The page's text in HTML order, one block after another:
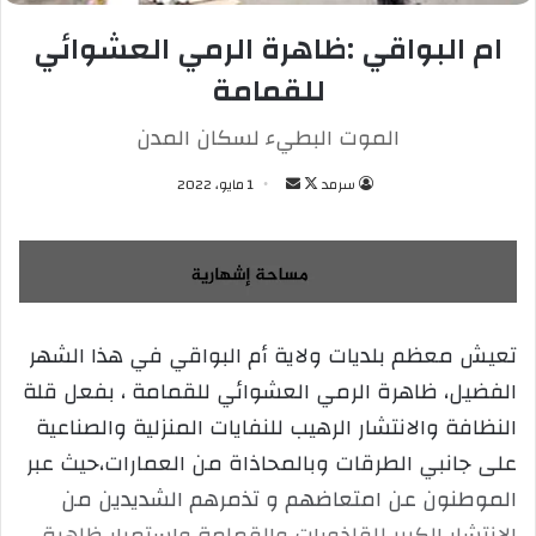
ام البواقي :ظاهرة الرمي العشوائي
للقمامة
الموت البطيء لسكان المدن
سرمد
ت
ب
ع
ع
ى
X
س
ل
ب
ي
د
ل
ك
ت
1 مايو، 2022
تعيش معظم بلديات ولاية أم البواقي في هذا الشهر
الفضيل، ظاهرة الرمي العشوائي للقمامة ، بفعل قلة
النظافة والانتشار الرهيب للنفايات المنزلية والصناعية
على جانبي الطرقات وبالمحاذاة من العمارات،حيث عبر
الموطنون عن امتعاضهم و تذمرهم الشديدين من